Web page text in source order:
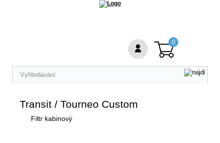
Transit / Tourneo Custom
Filtr kabinový
0